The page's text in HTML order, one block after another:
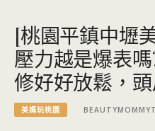
[桃園平鎮中壢
壓力越是爆表
修好好放鬆，
美媽玩桃園